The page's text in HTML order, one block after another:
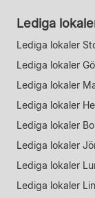
Lediga
Lediga lokaler
Lediga lokaler
Lediga lokaler
Lediga lokaler
Lediga lokaler
Lediga lokaler
Lediga lokaler
Lediga lokaler